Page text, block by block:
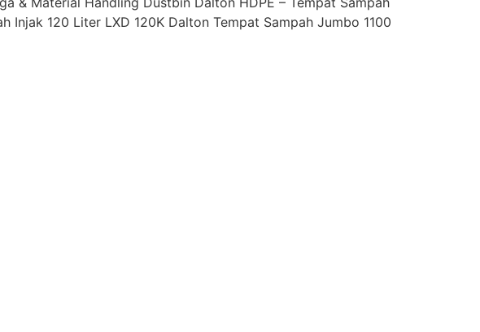
120 Liter LXD 120K Dalton Tempat Sampah Jumbo 1100